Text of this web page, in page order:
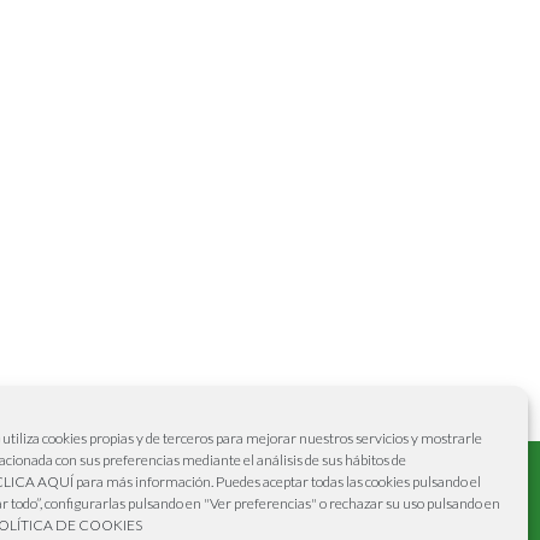
utiliza cookies propias y de terceros para mejorar nuestros servicios y mostrarle
con sus preferencias mediante el análisis de sus hábitos de
AQUÍpara más información. Puedes aceptar todas las cookies pulsando el
todo”, configurarlas pulsando en "Ver preferencias" o rechazar su uso pulsando en
DE COOKIES
legal–Política de cookies–Politica de
privacidad